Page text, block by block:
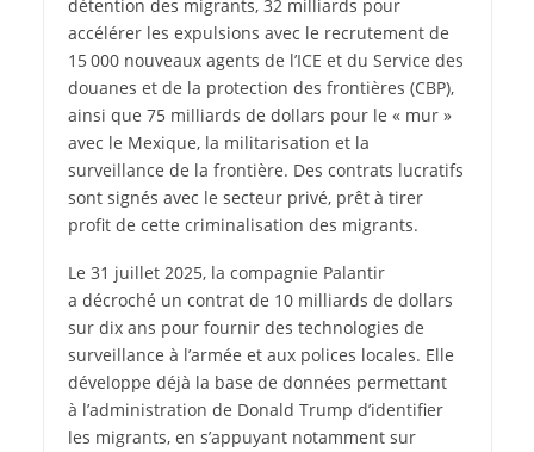
détention des migrants, 32 milliards pour
accélérer les expulsions avec le recrutement de
15 000 nouveaux agents de l’ICE et du Service des
douanes et de la protection des frontières (CBP),
ainsi que 75 milliards de dollars pour le « mur »
avec le Mexique, la militarisation et la
surveillance de la frontière. Des contrats lucratifs
sont signés avec le secteur privé, prêt à tirer
profit de cette criminalisation des migrants.
Le 31 juillet 2025, la compagnie Palantir
a décroché un contrat de 10 milliards de dollars
sur dix ans pour fournir des technologies de
surveillance à l’armée et aux polices locales. Elle
développe déjà la base de données permettant
à l’administration de Donald Trump d’identifier
les migrants, en s’appuyant notamment sur